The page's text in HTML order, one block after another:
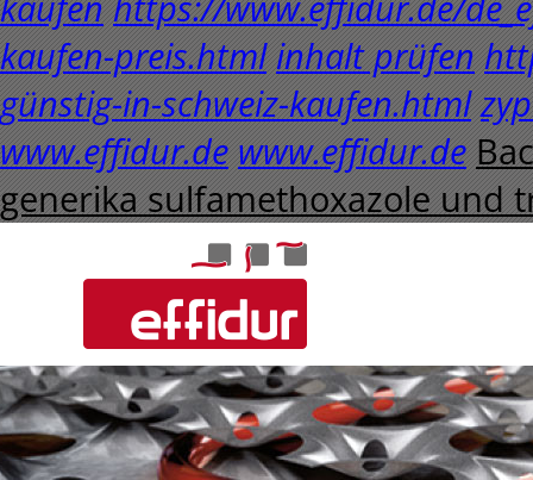
kaufen-preis.html inhalt prüfen
günstig-in-schweiz-kaufen.html
www.effidur.de www.effidur.de
generika sulfamethoxazole und